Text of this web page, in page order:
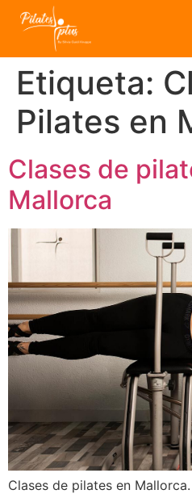
Etiqueta:
Pilates en
Clases de
Mallorca
Clases de pilates en